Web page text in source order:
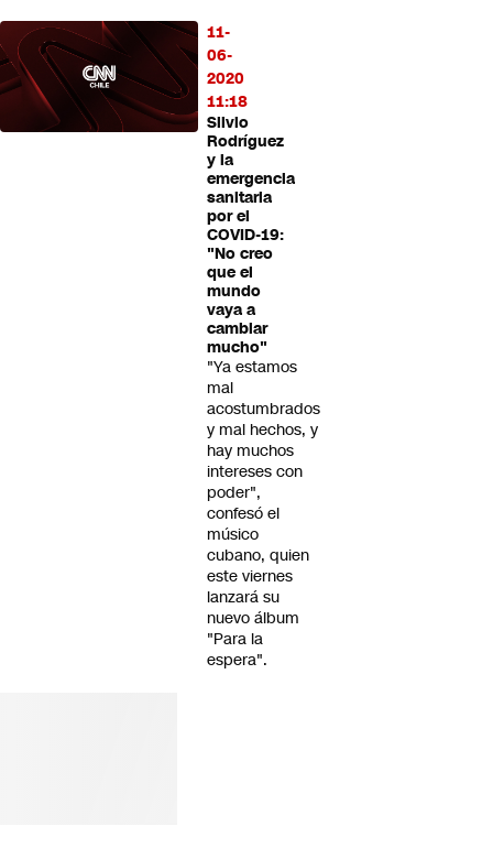
11-
06-
2020
11:18
Silvio
Rodríguez
y la
emergencia
sanitaria
por el
COVID-19:
"No creo
que el
mundo
vaya a
cambiar
mucho"
"Ya estamos
mal
acostumbrados
y mal hechos, y
hay muchos
intereses con
poder",
confesó el
músico
cubano, quien
este viernes
lanzará su
nuevo álbum
"Para la
espera".